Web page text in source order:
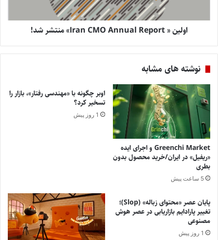
اولین « Iran CMO Annual Report» منتشر شد!
نوشته های مشابه
Greenchi Market و اجرای ایده
«ریفیل» در ایران/خرید محصول بدون
بطری
5 ساعت پیش
اوبر چگونه با «مهندسی رفتار»، بازار را
تسخیر کرد؟
1 روز پیش
پایان عصر «محتوای زباله» (Slop)؛
تغییر پارادایم بازاریابی در عصر هوش
مصنوعی
1 روز پیش